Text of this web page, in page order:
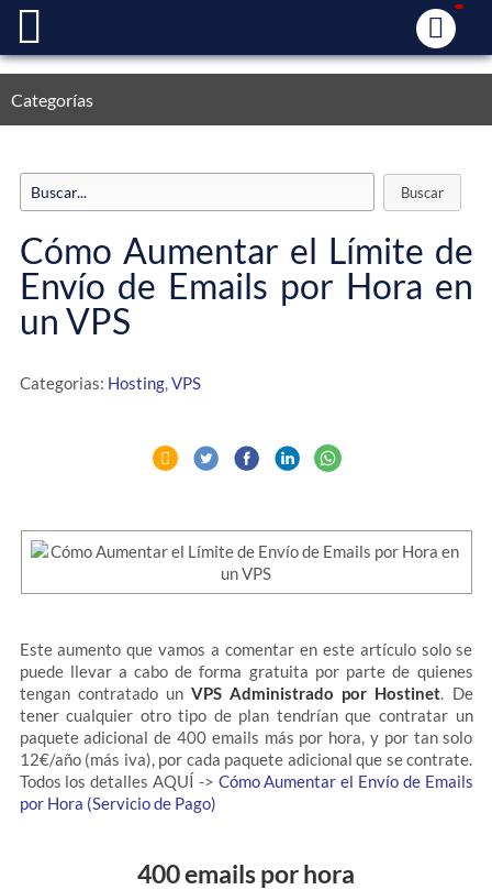
Categorías
Cómo Aumentar el Límite de
Envío de Emails por Hora en
un VPS
Categorias: Hosting,VPS
Este aumento que vamos a comentar en este artículo solo se
puede llevar a cabo de forma gratuita por parte de quienes
tengan contratado un VPS Administrado por Hostinet. De
tener cualquier otro tipo de plan tendrían que contratar un
paquete adicional de 400 emails más por hora, y por tan solo
12€/año (más iva), por cada paquete adicional que se contrate.
Todos los detalles AQUÍ -> Cómo Aumentar el Envío de Emails
por Hora (Servicio de Pago)
400 emails por hora